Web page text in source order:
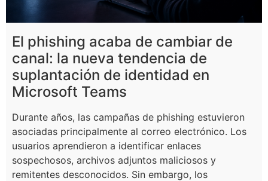
El phishing acaba de cambiar de
canal: la nueva tendencia de
suplantación de identidad en
Microsoft Teams
Durante años, las campañas de phishing estuvieron
asociadas principalmente al correo electrónico. Los
usuarios aprendieron a identificar enlaces
sospechosos, archivos adjuntos maliciosos y
remitentes desconocidos. Sin embargo, los